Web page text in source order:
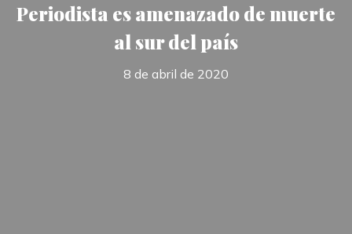
Periodista es amenazado de muerte
al sur del país
8 de abril de 2020